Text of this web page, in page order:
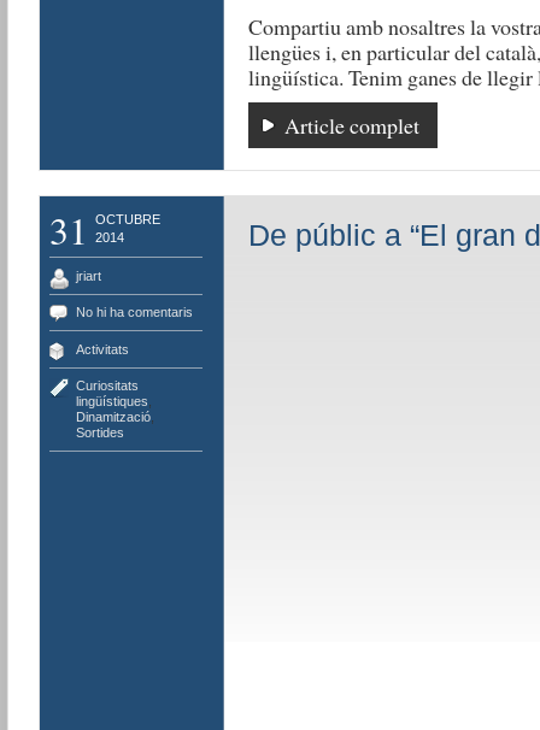
Compartiu amb nosaltres la
llengües i, en particular del
lingüística. Tenim ganes de
Article complet
31
OCTUBRE
2014
jriart
No hi ha comentaris
Activitats
Curiositats
lingüístiques
Dinamització,
Sortides
De públic a “El gran